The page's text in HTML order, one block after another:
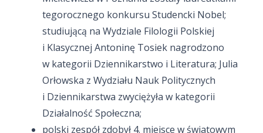
tegorocznego konkursu Studencki Nobel;
studiującą na Wydziale Filologii Polskiej
i Klasycznej Antoninę Tosiek nagrodzono
w kategorii Dziennikarstwo i Literatura; Julia
Orłowska z Wydziału Nauk Politycznych
i Dziennikarstwa zwyciężyła w kategorii
Działalność Społeczna;
polski zespół zdobył 4. miejsce w światowym